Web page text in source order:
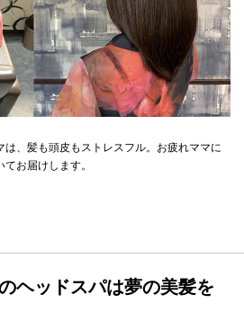
、髪も頭皮もストレスフル。お疲れママに
お届けします。
ヘッドスパは夢の美髪を